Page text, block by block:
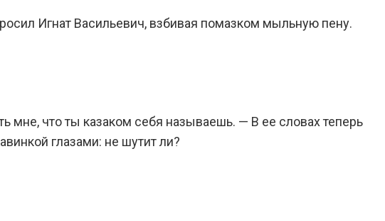
Игнат Васильевич, взбивая помазком мыльную пену.
мне, что ты казаком себя называешь. — В ее словах теперь
глазами: не шутит ли?